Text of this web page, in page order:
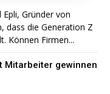
Gründer von
dass die Generation Z
Können Firmen...
Mitarbeiter gewinnen